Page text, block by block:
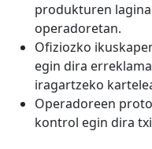
produkturen
operadoretan.
Ofiziozko
egin dira
iragartzeko
Operadoreen
kontrol egin dira